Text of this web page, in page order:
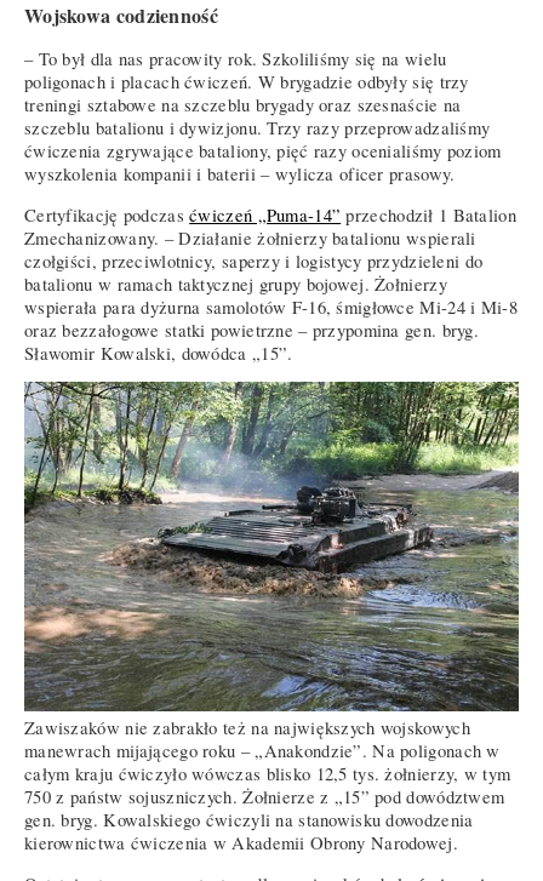
Wojskowa codzienność
– To był dla nas pracowity rok. Szkoliliśmy się na wielu
poligonach i placach ćwiczeń. W brygadzie odbyły się trzy
treningi sztabowe na szczeblu brygady oraz szesnaście na
szczeblu batalionu i dywizjonu. Trzy razy przeprowadzaliśmy
ćwiczenia zgrywające bataliony, pięć razy ocenialiśmy poziom
wyszkolenia kompanii i baterii – wylicza oficer prasowy.
Certyfikację podczasćwiczeń „Puma-14” przechodził 1 Batalion
Zmechanizowany. – Działanie żołnierzy batalionu wspierali
czołgiści, przeciwlotnicy, saperzy i logistycy przydzieleni do
batalionu w ramach taktycznej grupy bojowej. Żołnierzy
wspierała para dyżurna samolotów F-16, śmigłowce Mi-24 i Mi-8
oraz bezzałogowe statki powietrzne – przypomina gen. bryg.
Sławomir Kowalski, dowódca „15”.
Zawiszaków nie zabrakło też na największych wojskowych
manewrach mijającego roku – „Anakondzie”. Na poligonach w
całym kraju ćwiczyło wówczas blisko 12,5 tys. żołnierzy, w tym
750 z państw sojuszniczych. Żołnierze z „15” pod dowództwem
gen. bryg. Kowalskiego ćwiczyli na stanowisku dowodzenia
kierownictwa ćwiczenia w Akademii Obrony Narodowej.